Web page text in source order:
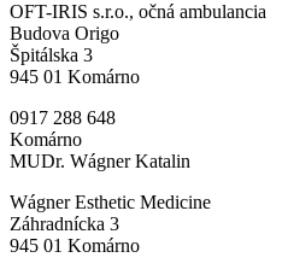
OFT-IRIS s.r.o., očná ambulancia
Budova Origo
Špitálska 3
945 01 Komárno
0917 288 648
Komárno
MUDr. Wágner Katalin
Wágner Esthetic Medicine
Záhradnícka 3
945 01 Komárno